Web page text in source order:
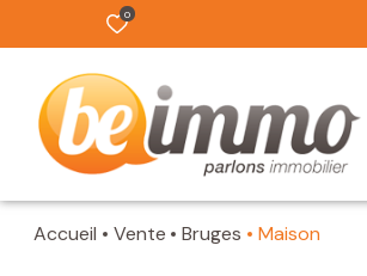
0
Accueil Vente Bruges Maison